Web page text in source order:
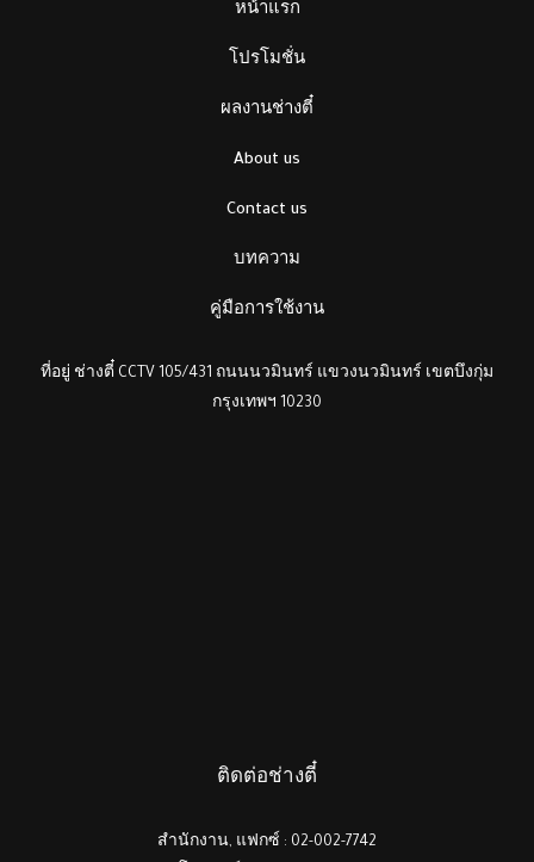
หน้าแรก
โปรโมชั่น
ผลงานช่างตี๋
About us
Contact us
บทความ
คู่มือการใช้งาน
ที่อยู่ ช่างตี๋ CCTV 105/431 ถนนนวมินทร์ แขวงนวมินทร์ เขตบึงกุ่ม
กรุงเทพฯ 10230
ติดต่อช่างตี๋
สำนักงาน, แฟกซ์ : 02-002-7742